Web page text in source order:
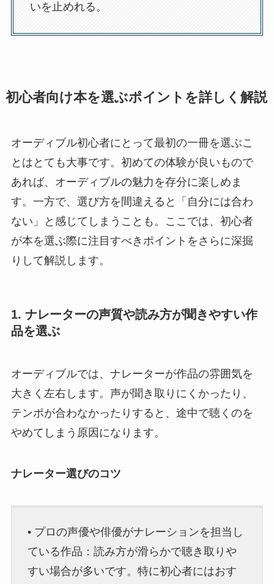
いを止めれる。
初心者向け本を選ぶポイントを詳しく解説
オーディブル初心者にとって最初の一冊を選ぶこ
とはとても大事です。初めての体験が良いもので
あれば、オーディブルの魅力を存分に楽しめま
す。一方で、選び方を間違えると「自分には合わ
ない」と感じてしまうことも。ここでは、初心者
が本を選ぶ際に注目すべきポイントをさらに深掘
りして解説します。
1. ナレーターの声質や読み方が聞きやすい作
品を選ぶ
オーディブルでは、ナレーターが作品の雰囲気を
大きく左右します。声が聞き取りにくかったり、
テンポが合わなかったりすると、途中で聴くのを
やめてしまう原因になります。
ナレーター選びのコツ
• プロの声優や俳優がナレーションを担当し
ている作品：読み方が滑らかで聴き取りや
すい場合が多いです。特に初心者にはおす